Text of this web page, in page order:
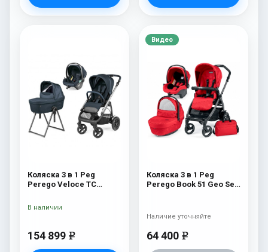
Коляска 3 в 1 Peg
Perego Veloce TC
New
154 899 e
В наличии
Видео
Коляска 3 в 1 Peg
Perego Book 51 Geo Set
64 400 e
Наличие уточняйте